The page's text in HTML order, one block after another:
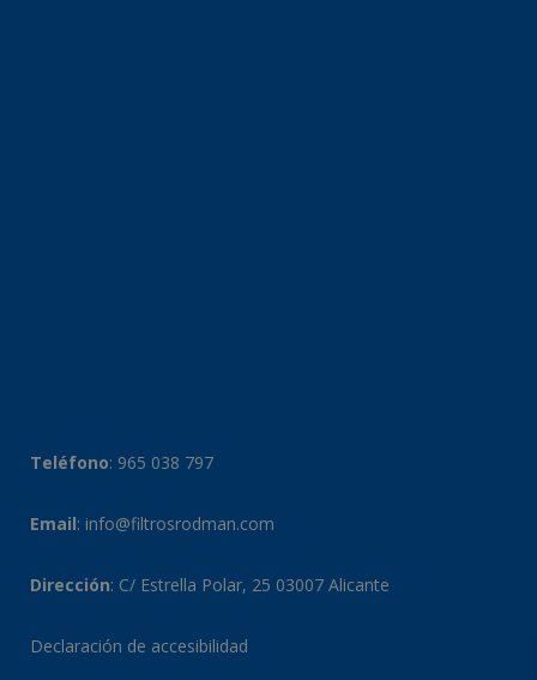
Teléfono: 965 038 797
Email: info@filtrosrodman.com
Dirección: C/ Estrella Polar, 25 03007 Alicante
Declaración de accesibilidad